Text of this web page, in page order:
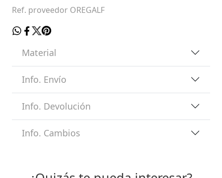
Ref. proveedor OREGALF
Material
Info. Envío
Info. Devolución
Info. Cambios